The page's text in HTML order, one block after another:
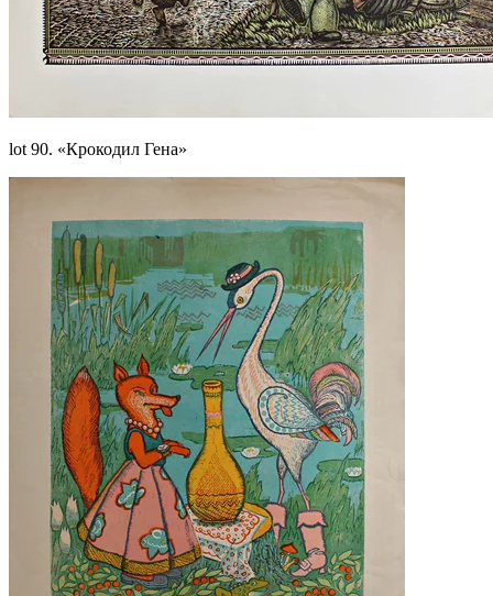
lot 90. «Крокодил Гена»